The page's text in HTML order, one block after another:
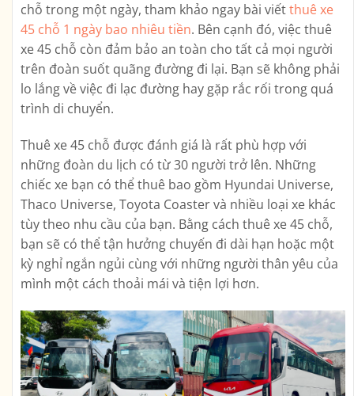
chỗ trong một ngày, tham khảo ngay bài viếtthuê xe
45 chỗ 1 ngày bao nhiêu tiền. Bên cạnh đó, việc thuê
xe 45 chỗ còn đảm bảo an toàn cho tất cả mọi người
trên đoàn suốt quãng đường đi lại. Bạn sẽ không phải
lo lắng về việc đi lạc đường hay gặp rắc rối trong quá
trình di chuyển.
Thuê xe 45 chỗ được đánh giá là rất phù hợp với
những đoàn du lịch có từ 30 người trở lên. Những
chiếc xe bạn có thể thuê bao gồm Hyundai Universe,
Thaco Universe, Toyota Coaster và nhiều loại xe khác
tùy theo nhu cầu của bạn. Bằng cách thuê xe 45 chỗ,
bạn sẽ có thể tận hưởng chuyến đi dài hạn hoặc một
kỳ nghỉ ngắn ngủi cùng với những người thân yêu của
mình một cách thoải mái và tiện lợi hơn.